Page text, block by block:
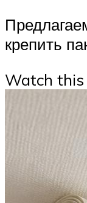
крепить
Watch this